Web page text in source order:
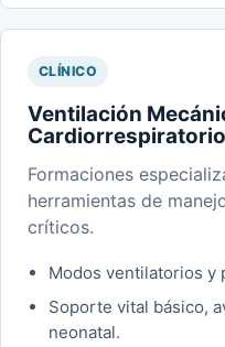
CLÍNICO
Ventilación
Cardiorrespiratorio
Formaciones
herramientas de
críticos.
Modos ventilatorios y
Soporte vital básico,
neonatal.